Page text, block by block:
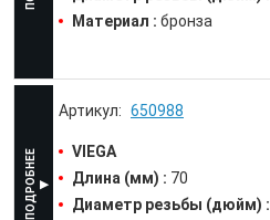
Материал : бронза
650988
VIEGA
Длина (мм) : 70
Диаметр резьбы (дюйм) :